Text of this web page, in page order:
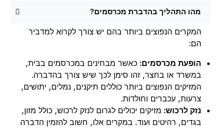
מהו התהליך בהדברת מכרסמים?
המקרים הנפוצים ביותר בהם יש צורך לקרוא למדביר
הם:
הופעת מכרסמים: כאשר מבחינים במכרסמים בבית,
במשרד או בחצר, זהו סימן לכך שיש צורך בהדברה.
המזיקים הנפוצים ביותר כוללים תיקנים, נמלים, יתושים,
צרעות, עכברים וחולדות.
נזק לרכוש: מזיקים יכולים לגרום לנזק לרכוש, כולל מזון,
בגדים, רהיטים ועוד. במקרים אלו, חשוב להזמין הדברה